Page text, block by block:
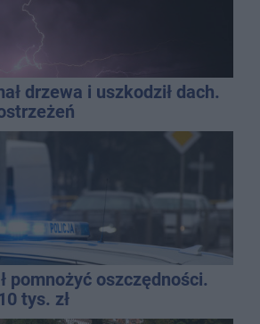
drzewa i uszkodził dach.
pomnożyć oszczędności.
tys. zł